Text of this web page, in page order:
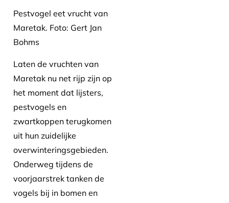
Pestvogel eet vrucht van
Maretak. Foto: Gert Jan
Bohms
Laten de vruchten van
Maretak nu net rijp zijn op
het moment dat lijsters,
pestvogels en
zwartkoppen terugkomen
uit hun zuidelijke
overwinteringsgebieden.
Onderweg tijdens de
voorjaarstrek tanken de
vogels bij in bomen en